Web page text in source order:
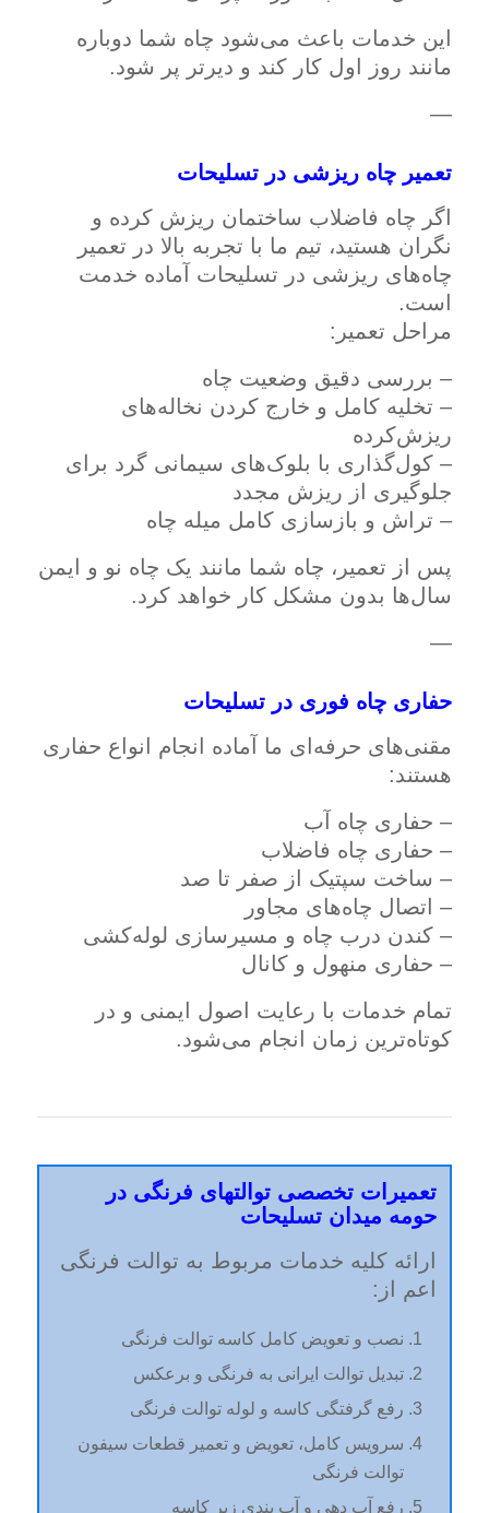
این خدمات باعث می‌شود چاه شما دوباره
مانند روز اول کار کند و دیرتر پر شود.
—
تعمیر چاه ریزشی در تسلیحات
اگر چاه فاضلاب ساختمان ریزش کرده و
نگران هستید، تیم ما با تجربه بالا در تعمیر
چاه‌های ریزشی در تسلیحات آماده خدمت
است.
مراحل تعمیر:
– بررسی دقیق وضعیت چاه
– تخلیه کامل و خارج کردن نخاله‌های
ریزش‌کرده
– کول‌گذاری با بلوک‌های سیمانی گرد برای
جلوگیری از ریزش مجدد
– تراش و بازسازی کامل میله چاه
پس از تعمیر، چاه شما مانند یک چاه نو و ایمن
سال‌ها بدون مشکل کار خواهد کرد.
—
حفاری چاه فوری در تسلیحات
مقنی‌های حرفه‌ای ما آماده انجام انواع حفاری
هستند:
– حفاری چاه آب
– حفاری چاه فاضلاب
– ساخت سپتیک از صفر تا صد
– اتصال چاه‌های مجاور
– کندن درب چاه و مسیرسازی لوله‌کشی
– حفاری منهول و کانال
تمام خدمات با رعایت اصول ایمنی و در
کوتاه‌ترین زمان انجام می‌شود.
تعمیرات تخصصی توالتهای فرنگی در
حومه میدان تسلیحات
ارائه کلیه خدمات مربوط به توالت فرنگی
اعم از:
نصب و تعویض کامل کاسه توالت فرنگی
تبدیل توالت ایرانی به فرنگی و برعکس
رفع گرفتگی کاسه و لوله توالت فرنگی
سرویس کامل، تعویض و تعمیر قطعات سیفون
توالت فرنگی
رفع آب دهی و آب بندی زیر کاسه